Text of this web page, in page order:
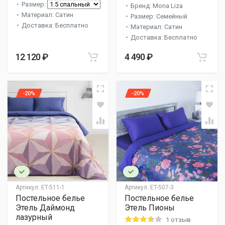
Размер:
Материал: Сатин
Доставка: Бесплатно
12 120 ₽
Бренд: Mona Liza
Размер: Семейный
Материал: Сатин
Доставка: Бесплатно
4 490 ₽
Артикул: ET-511-1
-20%
Постельное белье
Этель Даймонд
лазурный
Артикул: ET-507-3
-20%
Постельное белье
Этель Пионы
1 отзыв